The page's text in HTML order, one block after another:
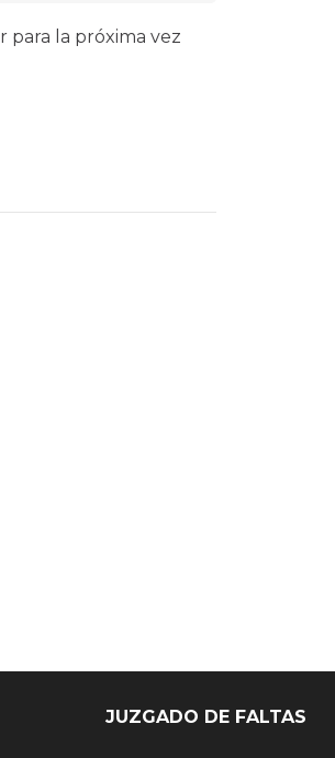
para la próxima vez
JUZGADO DE FALTAS